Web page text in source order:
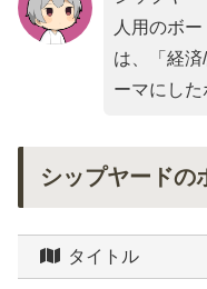
人用のボ
は、「 経済
ーマにした
シップヤードの
タイトル